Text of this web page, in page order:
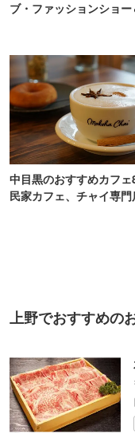
ブ・ファッションショー
中目黒のおすすめカフ
民家カフェ、チャイ専
上野でおすすめの